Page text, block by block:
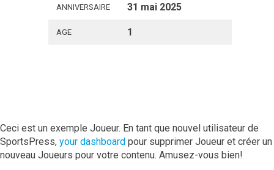
ANNIVERSAIRE 31 mai 2025
AGE 1
Ceci est un exemple Joueur. En tant que nouvel utilisateur de
SportsPress, your dashboard pour supprimer Joueur et créer un
nouveau Joueurs pour votre contenu. Amusez-vous bien!